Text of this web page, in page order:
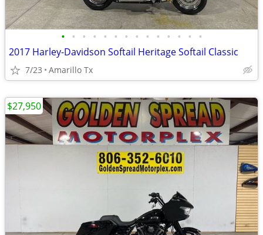
• • • • • • • • • • • • • •
2017 Harley-Davidson Softail Heritage Softail Classic
7/23 Amarillo Tx
$27,950